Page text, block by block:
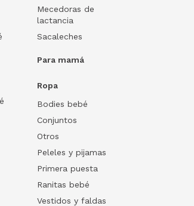
Mecedoras de
lactancia
Sacaleches
Para mamá
Ropa
Bodies bebé
Conjuntos
Otros
Peleles y pijamas
Primera puesta
Ranitas bebé
Vestidos y faldas